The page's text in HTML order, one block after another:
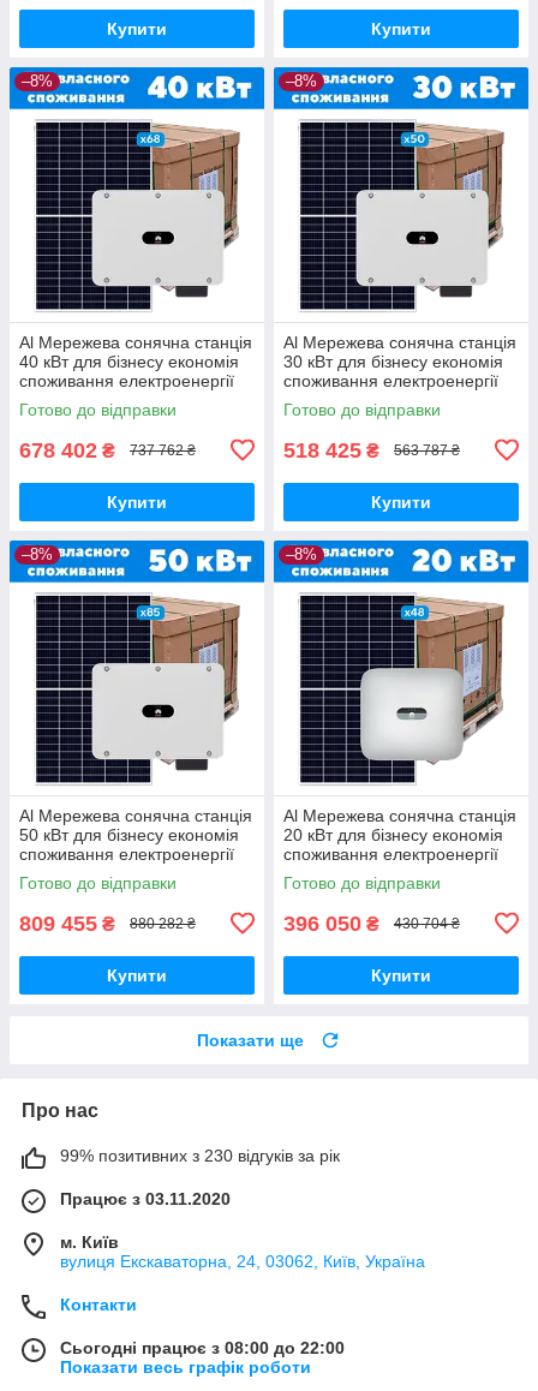
Купити Купити
–8%
Al Мережева сонячна станція
40 кВт для бізнесу економія
споживання електроенергії
підприємствам виробництву
Готово до відправки
678 402 ₴ 737 762 ₴
Купити
–8%
Al Мережева сонячна станція
30 кВт для бізнесу економія
споживання електроенергії
підприємствам виробництву
Готово до відправки
518 425 ₴ 563 787 ₴
Купити
–8%
Al Мережева сонячна станція
50 кВт для бізнесу економія
споживання електроенергії
підприємствам виробництву
Готово до відправки
809 455 ₴ 880 282 ₴
Купити
–8%
Al Мережева сонячна станція
20 кВт для бізнесу економія
споживання електроенергії
підприємствам виробництву
Готово до відправки
396 050 ₴ 430 704 ₴
Купити
Показати ще
Про нас
99% позитивних з 230 відгуків за рік
Працює з 03.11.2020
м. Київ
вулиця Екскаваторна, 24, 03062, Київ, Україна
Контакти
Сьогодні працює з 08:00 до 22:00
Показати весь графік роботи